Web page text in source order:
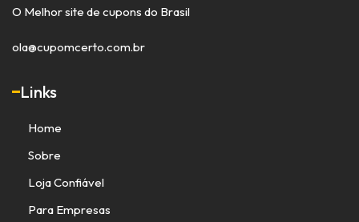
O Melhor site de cupons do Brasil
ola@cupomcerto.com.br
Links
Home
Sobre
Loja Confiável
Para Empresas